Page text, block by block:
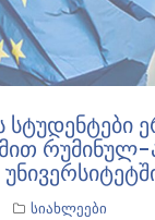
ᲡᲢᲣᲓᲔᲜᲢᲔᲑᲘ
ᲠᲣᲛᲘᲜᲣᲚ-
სიახლეები